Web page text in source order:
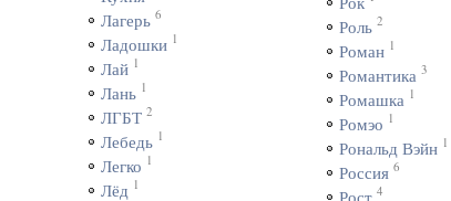
Лагерь 6
Ладошки 1
Лай 1
Лань 1
ЛГБТ 2
Лебедь 1
Легко 1
Лёд 1
Роль 2
Роман 1
Романтика 3
Ромашка 1
Ромэо 1
Рональд Вэйн 1
Россия 6
4